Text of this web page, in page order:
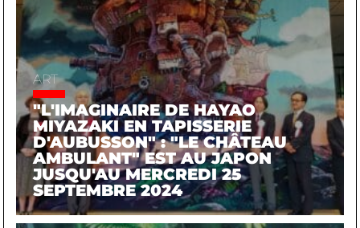
ART
"L'IMAGINAIRE DE HAYAO
MIYAZAKI EN TAPISSERIE
D'AUBUSSON" : "LE CHÂTEAU
AMBULANT" EST AU JAPON
JUSQU'AU MERCREDI 25
SEPTEMBRE 2024